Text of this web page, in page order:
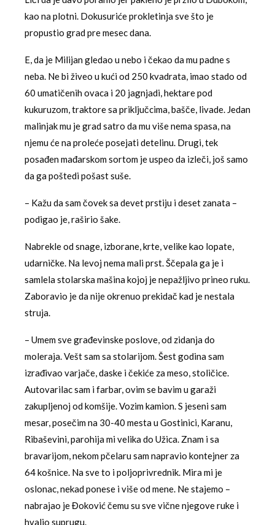
kao na plotni. Dokusuriće prokletinja sve što je
propustio grad pre mesec dana.
E, da je Milijan gledao u nebo i čekao da mu padne s
neba. Ne bi živeo u kući od 250 kvadrata, imao stado od
60 umatičenih ovaca i 20 jagnjadi, hektare pod
kukuruzom, traktore sa priključcima, bašče, livade. Jedan
malinjak mu je grad satro da mu više nema spasa, na
njemu će na proleće posejati detelinu. Drugi, tek
posađen mađarskom sortom je uspeo da izleči, još samo
da ga poštedi pošast suše.
– Kažu da sam čovek sa devet prstiju i deset zanata –
podigao je, raširio šake.
Nabrekle od snage, izborane, krte, velike kao lopate,
udarničke. Na levoj nema mali prst. Ščepala ga je i
samlela stolarska mašina kojoj je nepažljivo prineo ruku.
Zaboravio je da nije okrenuo prekidač kad je nestala
struja.
– Umem sve građevinske poslove, od zidanja do
moleraja. Vešt sam sa stolarijom. Šest godina sam
izrađivao varjače, daske i čekiće za meso, stoličice.
Autovarilac sam i farbar, ovim se bavim u garaži
zakupljenoj od komšije. Vozim kamion. S jeseni sam
mesar, posečim na 30-40 mesta u Gostinici, Karanu,
Ribaševini, parohija mi velika do Užica. Znam i sa
bravarijom, nekom pčelaru sam napravio kontejner za
64 košnice. Na sve to i poljoprivrednik. Mira mi je
oslonac, nekad ponese i više od mene. Ne stajemo –
nabrajao je Đoković čemu su sve vične njegove ruke i
hvalio suprugu.